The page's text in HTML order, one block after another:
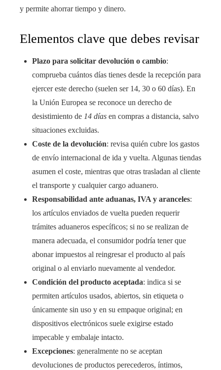
y permite ahorrar tiempo y dinero.
Elementos clave que debes revisar
Plazo para solicitar devolución o cambio:
comprueba cuántos días tienes desde la recepción para
ejercer este derecho (suelen ser 14, 30 o 60 días). En
la Unión Europea se reconoce un derecho de
desistimiento de 14 días en compras a distancia, salvo
situaciones excluidas.
Coste de la devolución: revisa quién cubre los gastos
de envío internacional de ida y vuelta. Algunas tiendas
asumen el coste, mientras que otras trasladan al cliente
el transporte y cualquier cargo aduanero.
Responsabilidad ante aduanas, IVA y aranceles:
los artículos enviados de vuelta pueden requerir
trámites aduaneros específicos; si no se realizan de
manera adecuada, el consumidor podría tener que
abonar impuestos al reingresar el producto al país
original o al enviarlo nuevamente al vendedor.
Condición del producto aceptada: indica si se
permiten artículos usados, abiertos, sin etiqueta o
únicamente sin uso y en su empaque original; en
dispositivos electrónicos suele exigirse estado
impecable y embalaje intacto.
Excepciones: generalmente no se aceptan
devoluciones de productos perecederos, íntimos,